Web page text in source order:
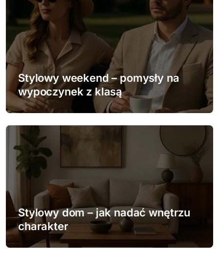
Stylowy weekend – pomysły na
wypoczynek z klasą
Stylowy dom – jak nadać wnętrzu
charakter